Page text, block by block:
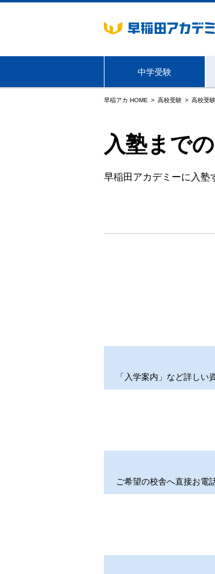
中学受験
東京
早稲アカ HOME 高校受験 高校受
入塾まで
早稲田アカデミーに入塾
「入学案内」など詳し
ご希望の校舎へ直接お電